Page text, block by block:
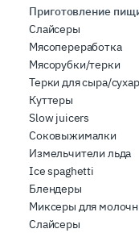
inoltre informazioni
nostro sito con i
dei dati web,
combinarle con altre
che hanno raccolto
Приготовление
Слайсеры
Мясопереработка
Мясорубки/терки
Терки для сыра/
Куттеры
Slow juicers
Соковыжималки
Измельчители льда
Ice spaghetti
Блендеры
Миксеры для
Слайсеры